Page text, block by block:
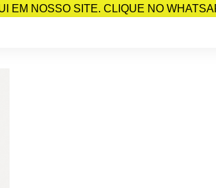
EM NOSSO SITE. CLIQUE NO